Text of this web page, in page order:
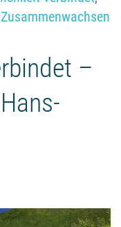
Zusammenwachsen
–